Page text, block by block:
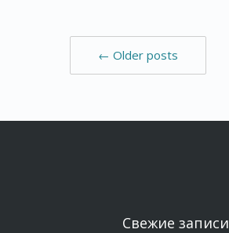
← Older posts
Свежие записи